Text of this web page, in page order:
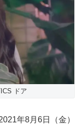
ドア
年8月6日（金）